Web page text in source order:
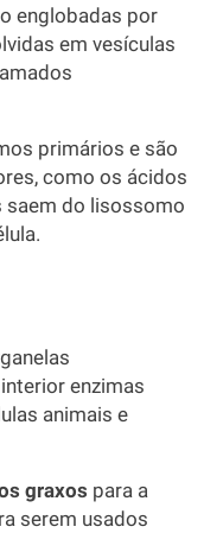
englobadas por
em vesículas
primários e são
como os ácidos
saem do lisossomo
enzimas
animais e
graxos para a
serem usados